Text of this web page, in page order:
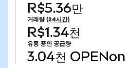
R$5.36만
거래량 (24시간)
R$1.34천
유통 중인 공급량
3.04천 OPENon